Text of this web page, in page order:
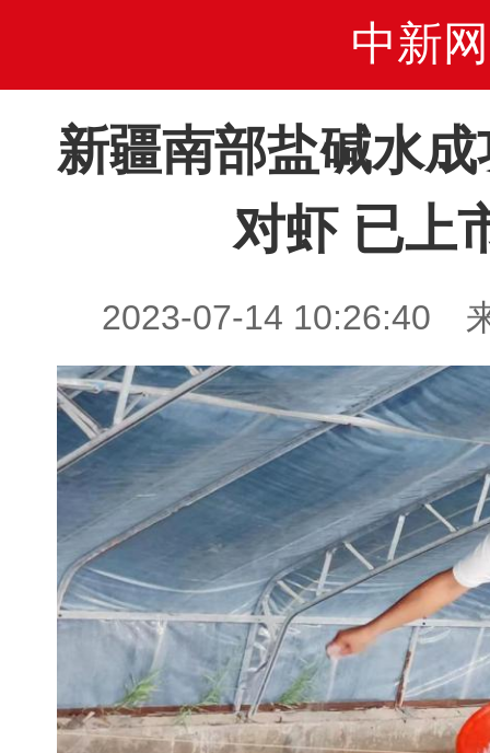
中新网
新疆南部盐碱水
对虾 已上
2023-07-14 10:26:40